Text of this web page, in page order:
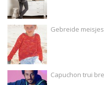
Gebreide
Capuchon trui